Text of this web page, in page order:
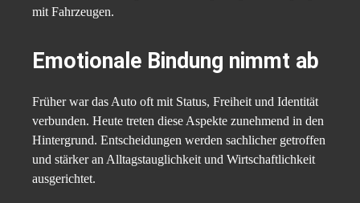
mit Fahrzeugen.
Emotionale Bindung nimmt ab
Früher war das Auto oft mit Status, Freiheit und Identität
verbunden. Heute treten diese Aspekte zunehmend in den
Hintergrund. Entscheidungen werden sachlicher getroffen
und stärker an Alltagstauglichkeit und Wirtschaftlichkeit
ausgerichtet.